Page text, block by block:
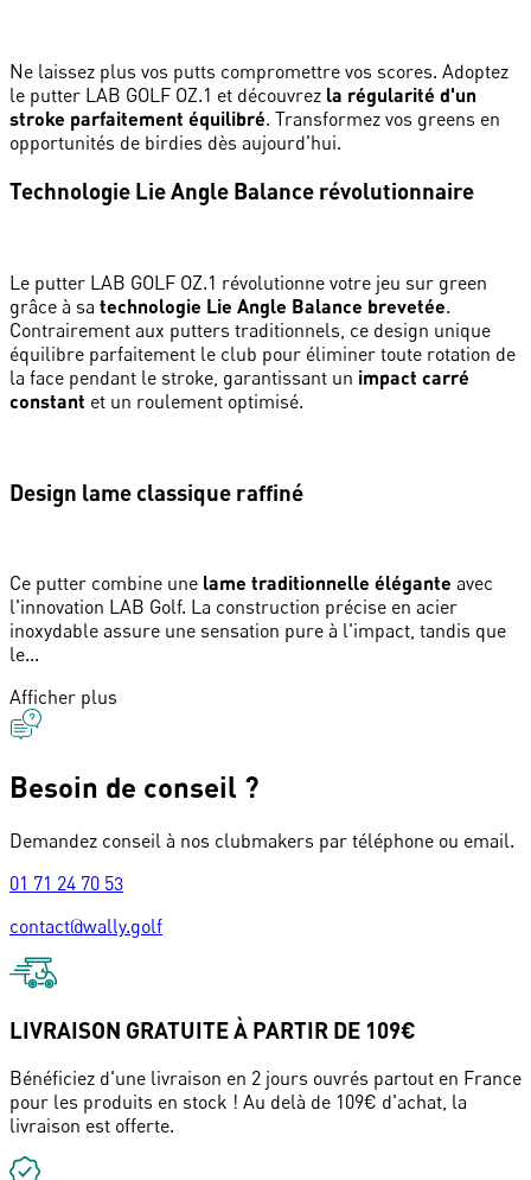
Ne laissez plus vos putts compromettre vos scores. Adoptez
le putter LAB GOLF OZ.1 et découvrez la régularité d'un
stroke parfaitement équilibré. Transformez vos greens en
opportunités de birdies dès aujourd'hui.
Technologie Lie Angle Balance révolutionnaire
Le putter LAB GOLF OZ.1 révolutionne votre jeu sur green
grâce à sa technologie Lie Angle Balance brevetée.
Contrairement aux putters traditionnels, ce design unique
équilibre parfaitement le club pour éliminer toute rotation de
la face pendant le stroke, garantissant un impact carré
constant et un roulement optimisé.
Design lame classique raffiné
Ce putter combine une lame traditionnelle élégante avec
l'innovation LAB Golf. La construction précise en acier
inoxydable assure une sensation pure à l'impact, tandis que
le...
Afficher plus
Besoin de conseil ?
Demandez conseil à nos clubmakers par téléphone ou email.
01 71 24 70 53
contact@wally.golf
LIVRAISON GRATUITE À PARTIR DE 109€
Bénéficiez d'une livraison en 2 jours ouvrés partout en France
pour les produits en stock ! Au delà de 109€ d'achat, la
livraison est offerte.